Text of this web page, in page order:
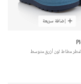
إضافة سريعة
مطاط لون أزرق متوسط